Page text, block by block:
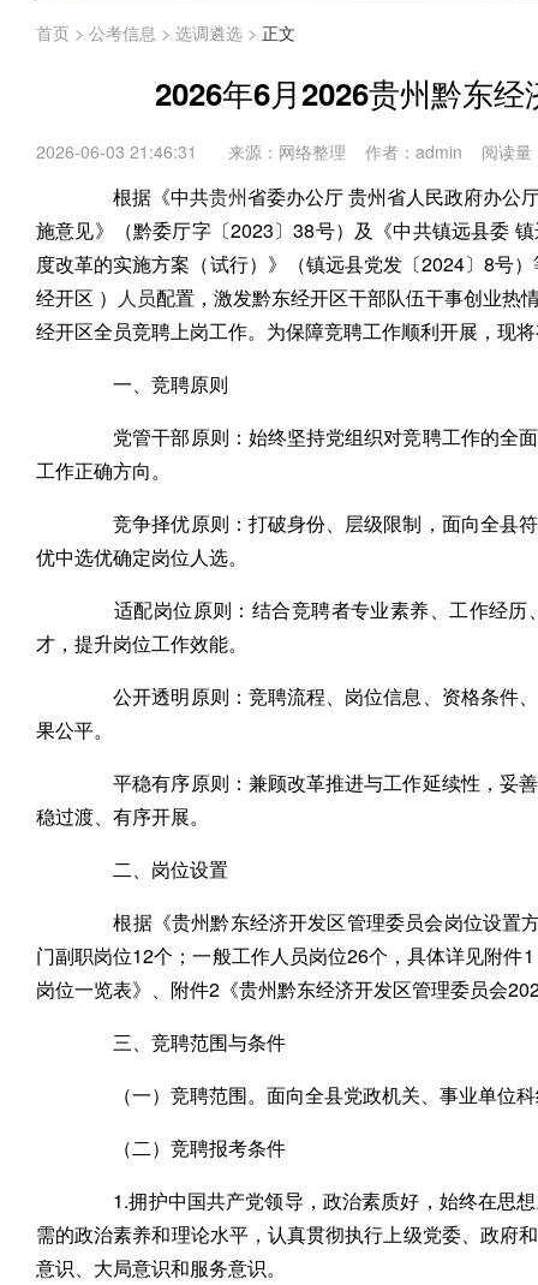
首页 > 公考信息 > 选调遴选 > 正文
2026年6月2026贵州黔东
2026-06-03 21:46:31 来源：网络整理 作者：admin 阅读量
根据《中共贵州省委办公厅 贵州省人民政府办公
施意见》（黔委厅字〔2023〕38号）及《中共镇远县委
度改革的实施方案（试行）》（镇远县党发〔2024〕8号
经开区 ） 人员配置，激发黔东经开区干部队伍干事创业热
经开区全员竞聘上岗工作。为保障竞聘工作顺利开展，现
一、竞聘原则
党管干部原则：始终坚持党组织对竞聘工作的全
工作正确方向。
竞争择优原则：打破身份、层级限制，面向全县
优中选优确定岗位人选。
适配岗位原则：结合竞聘者专业素养、工作经历
才，提升岗位工作效能。
公开透明原则：竞聘流程、岗位信息、资格条件
果公平。
平稳有序原则：兼顾改革推进与工作延续性，妥
稳过渡、有序开展。
二、岗位设置
根据《贵州黔东经济开发区管理委员会岗位设置
门副职岗位12个；一般工作人员岗位26个，具体详见附
岗位一览表》、附件2《贵州黔东经济开发区管理委员会
三、竞聘范围与条件
（一）竞聘范围。面向全县党政机关、事业单位科
（二）竞聘报考条件
1.拥护中国共产党领导，政治素质好，始终在思
需的政治素养和理论水平，认真贯彻执行上级党委、政府
意识、大局意识和服务意识。